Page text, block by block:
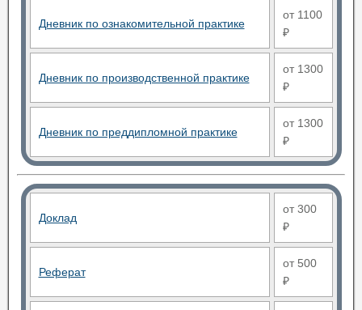
Дневник по ознакомительной практике
от 1100
₽
Дневник по производственной практике
от 1300
₽
Дневник по преддипломной практике
от 1300
₽
Доклад
от 300
₽
Реферат
от 500
₽